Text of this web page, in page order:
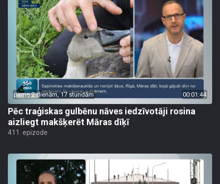
pirms 2 dienām, 17 stundām 00:01:44
Pēc traģiskas gulbēnu nāves iedzīvotāji rosina
aizliegt makšķerēt Māras dīķī
411. epizode